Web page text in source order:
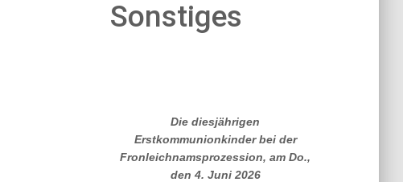
Sonstiges
Die diesjährigen
Erstkommunionkinder bei der
Fronleichnamsprozession, am Do.,
den 4. Juni 2026